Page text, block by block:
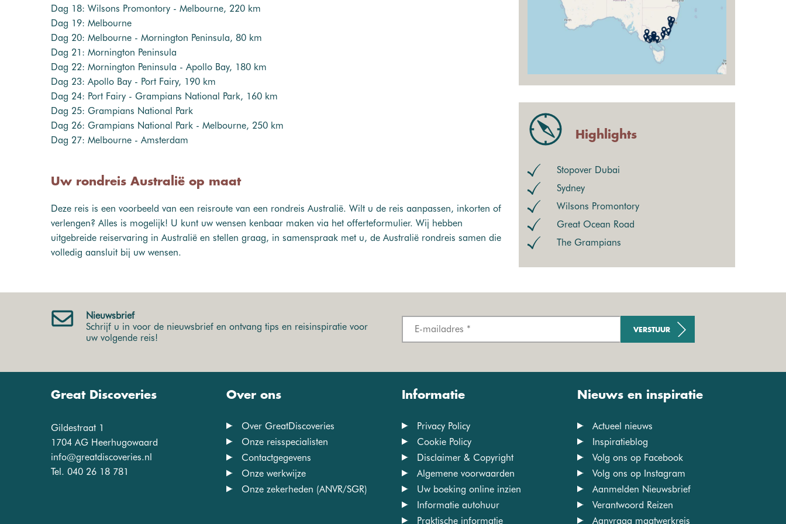
Dag 18: Wilsons Promontory - Melbourne, 220 km
Dag 19: Melbourne
Dag 20: Melbourne - Mornington Peninsula, 80 km
Dag 21: Mornington Peninsula
Dag 22: Mornington Peninsula - Apollo Bay, 180 km
Dag 23: Apollo Bay - Port Fairy, 190 km
Dag 24: Port Fairy - Grampians National Park, 160 km
Dag 25: Grampians National Park
Dag 26: Grampians National Park - Melbourne, 250 km
Dag 27: Melbourne - Amsterdam
Uw rondreis Australië op maat
Deze reis is een voorbeeld van een reisroute van een rondreis Australië. Wilt u de reis aanpassen, inkorten of
verlengen? Alles is mogelijk! U kunt uw wensen kenbaar maken via het offerteformulier. Wij hebben
uitgebreide reiservaring in Australië en stellen graag, in samenspraak met u, de Australië rondreis samen die
volledig aansluit bij uw wensen.
Highlights
Stopover Dubai
Sydney
Wilsons Promontory
Great Ocean Road
The Grampians
Nieuwsbrief
Schrijf u in voor de nieuwsbrief en ontvang tips en reisinspiratie voor
uw volgende reis!
VERSTUUR
Great Discoveries
Gildestraat 1
1704 AG Heerhugowaard
info@greatdiscoveries.nl
Tel. 040 26 18 781
Over ons
Over GreatDiscoveries
Onze reisspecialisten
Contactgegevens
Onze werkwijze
Onze zekerheden (ANVR/SGR)
Informatie
Privacy Policy
Cookie Policy
Disclaimer & Copyright
Algemene voorwaarden
Uw boeking online inzien
Informatie autohuur
Praktische informatie
Nieuws en inspiratie
Actueel nieuws
Inspiratieblog
Volg ons op Facebook
Volg ons op Instagram
Aanmelden Nieuwsbrief
Verantwoord Reizen
Aanvraag maatwerkreis